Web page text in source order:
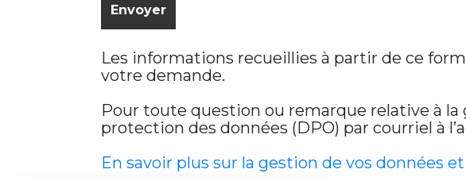
Les informations recueillies à partir de ce
votre demande.
Pour toute question ou remarque relative à
protection des données (DPO) par courriel à
En savoir plus sur la gestion de vos données